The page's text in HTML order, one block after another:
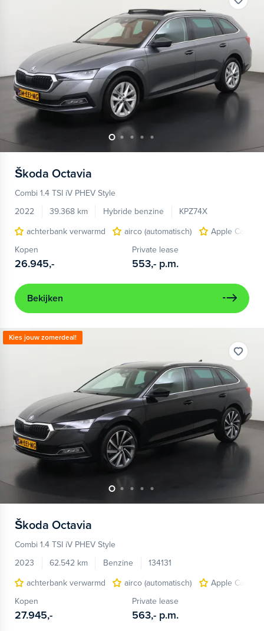
Škoda Octavia
Combi 1.4 TSI iV PHEV Style
2022
39.368 km Hybride benzine
KPZ74X
achterbank verwarmd
airco (automatisch)
Apple
Kopen
26.945,-
Private lease
553,- p.m.
Bekijken
Kies jouw zomerdeal!
Škoda Octavia
Combi 1.4 TSI iV PHEV Style
2023
62.542 km Benzine
134131
achterbank verwarmd
airco (automatisch)
Apple
Kopen
27.945,-
Private lease
563,- p.m.